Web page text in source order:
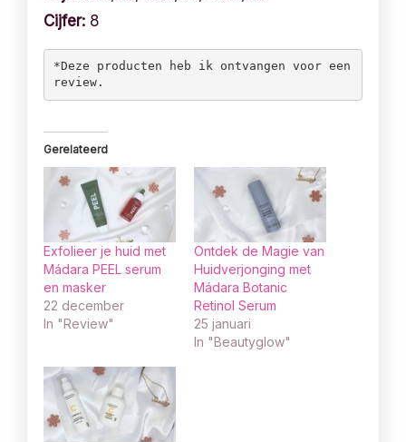
Cijfer: 8
*Deze producten heb ik ontvangen voor een
review.
Gerelateerd
Exfolieer je huid met
Mádara PEEL serum
en masker
22 december
In "Review"
Ontdek de Magie van
Huidverjonging met
Mádara Botanic
Retinol Serum
25 januari
In "Beautyglow"